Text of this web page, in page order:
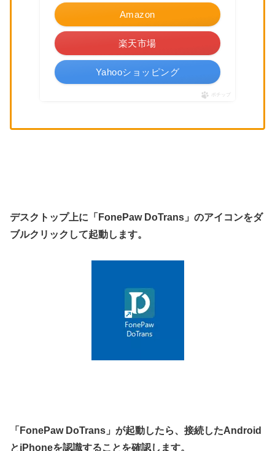
Amazon
楽天市場
Yahooショッピング
ポチップ
デスクトップ上に 「FonePaw DoTrans」 のアイコンをダ
ブルクリックして起動します。
「FonePaw DoTrans」が起動したら、接続したAndroid
とiPhoneを認識することを確認します。